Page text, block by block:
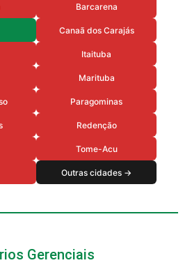
Barcarena
Canaã dos Carajás
Itaituba
Marituba
Paragominas
Redenção
Tome-Acu
Outras cidades →
Gerenciais